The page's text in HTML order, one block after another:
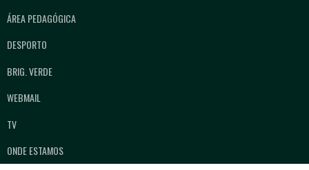
ÁREA PEDAGÓGICA
DESPORTO
BRIG. VERDE
WEBMAIL
TV
ONDE ESTAMOS